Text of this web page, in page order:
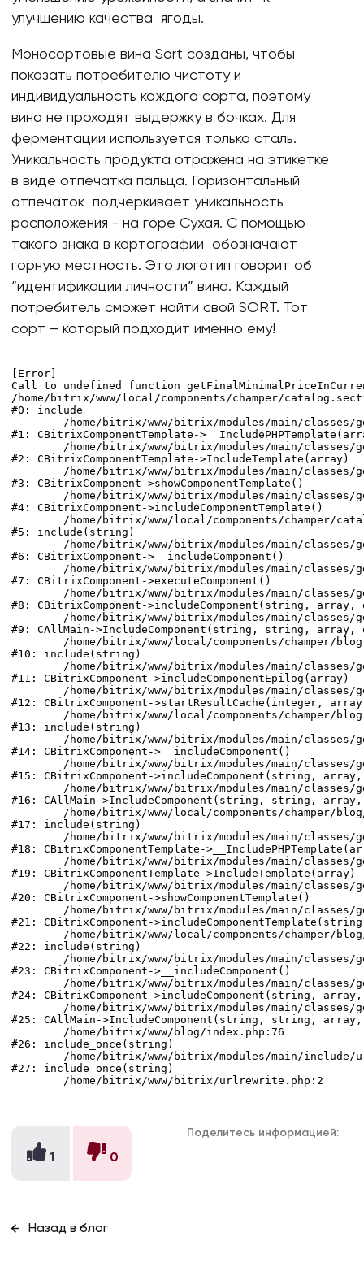
улучшению качества ягоды.
Моносортовые вина Sort созданы, чтобы
показать потребителю чистоту и
индивидуальность каждого сорта, поэтому
вина не проходят выдержку в бочках. Для
ферментации используется только сталь.
Уникальность продукта отражена на этикетке
в виде отпечатка пальца. Горизонтальный
отпечаток подчеркивает уникальность
расположения - на горе Сухая. С помощью
такого знака в картографии обозначают
горную местность. Это логотип говорит об
“идентификации личности” вина. Каждый
потребитель сможет найти свой SORT. Тот
сорт – который подходит именно ему!
[Error]
Call to undefined function
/home/bitrix/www/local/components/champer/
#0: include
#1: CBitrixComponentTemplate-
#2: CBitrixComponentTemplate->IncludeTemplate(array)
#3: CBitrixComponent->showComponentTemplate()
#4: CBitrixComponent->includeComponentTemplate()
#5: include(string)
#6: CBitrixComponent->__includeComponent()
#7: CBitrixComponent->executeComponent()
#8: CBitrixComponent->includeComponent(string,
#9: CAllMain->IncludeComponent(string, string, array,
#10: include(string)
#11: CBitrixComponent->includeComponentEpilog(array)
#12: CBitrixComponent->startResultCache(integer,
#13: include(string)
#14: CBitrixComponent->__includeComponent()
#15: CBitrixComponent->includeComponent(string,
#16: CAllMain->IncludeComponent(string, string,
#17: include(string)
#18: CBitrixComponentTemplate-
#19: CBitrixComponentTemplate->IncludeTemplate(array)
#20: CBitrixComponent->showComponentTemplate()
#21: CBitrixComponent-
#22: include(string)
#23: CBitrixComponent->__includeComponent()
#24: CBitrixComponent->includeComponent(string,
#25: CAllMain->IncludeComponent(string, string,
#26: include_once(string)
#27: include_once(string)
1 0
Поделитесь информацией:
Назад в блог